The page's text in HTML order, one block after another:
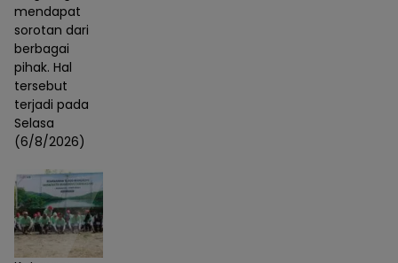
mendapat
sorotan dari
berbagai
pihak. Hal
tersebut
terjadi pada
Selasa
(6/8/2026)